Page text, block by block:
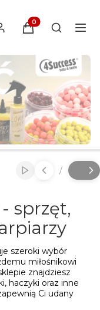
Produkty w
Otwórz
stronę.
stronę.
stronę.
Włącz Slajd
/
z
sprzęt,
szeroki wybór
miłośnikowi
znajdziesz
haczyki oraz inne
Ci udany